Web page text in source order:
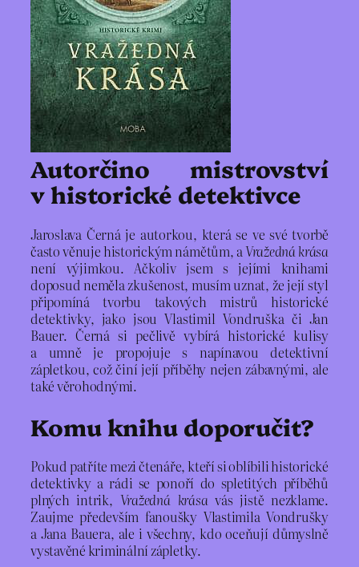
Autorčino mistrovství
v historické detektivce
Jaroslava Černá je autorkou, která se ve své tvorbě
často věnuje historickým námětům, aVražedná krása
není výjimkou. Ačkoliv jsem s jejími knihami
doposud neměla zkušenost, musím uznat, že její styl
připomíná tvorbu takových mistrů historické
detektivky, jako jsou Vlastimil Vondruška či Jan
Bauer. Černá si pečlivě vybírá historické kulisy
a umně je propojuje s napínavou detektivní
zápletkou, což činí její příběhy nejen zábavnými, ale
také věrohodnými.
Komu knihu doporučit?
Pokud patříte mezi čtenáře, kteří si oblíbili historické
detektivky a rádi se ponoří do spletitých příběhů
plných intrik, Vražedná krásavás jistě nezklame.
Zaujme především fanoušky Vlastimila Vondrušky
a Jana Bauera, ale i všechny, kdo oceňují důmyslně
vystavěné kriminální zápletky.